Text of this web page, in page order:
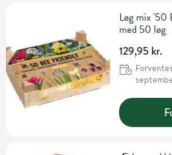
Løg mix '50
med 50 løg
129,95 kr.